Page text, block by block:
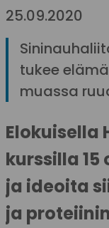
25.09.2020
tukee
muassa
Elokuisella
kurssilla
ja ideoita
ja